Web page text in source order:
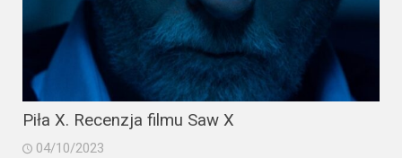
Piła X. Recenzja filmu Saw X
04/10/2023